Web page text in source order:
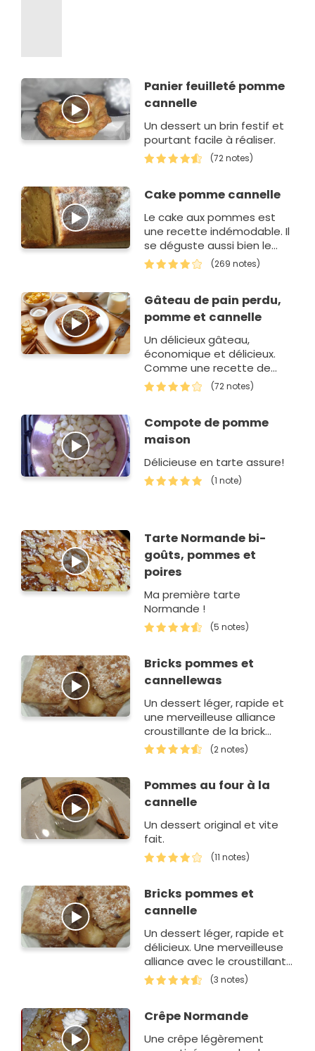
Panier feuilleté pomme
cannelle
Un dessert un brin festif et
pourtant facile à réaliser.
(72 notes)
Cake pomme cannelle
Le cake aux pommes est
une recette indémodable. Il
se déguste aussi bien le
matin au petit déjeuner que
le soir mais aussi au milieu
(269 notes)
Gâteau de pain perdu,
pomme et cannelle
Un délicieux gâteau,
économique et délicieux.
Comme une recette de
grand-mère, parfaite pour
ne pas gaspiller un reste de
(72 notes)
Compote de pomme
maison
Délicieuse en tarte assure!
(1 note)
Tarte Normande bi-
goûts, pommes et
poires
Ma première tarte
Normande !
(5 notes)
Bricks pommes et
cannellewas
Un dessert léger, rapide et
une merveilleuse alliance
croustillante de la brick
associée au fondant des
pommes et au goût
(2 notes)
Pommes au four à la
cannelle
Un dessert original et vite
fait.
(11 notes)
Bricks pommes et
cannelle
Un dessert léger, rapide et
délicieux. Une merveilleuse
alliance avec le croustillant
de la feuille de brick et le
fondant des pommes.
(3 notes)
Crêpe Normande
Une crêpe légèrement